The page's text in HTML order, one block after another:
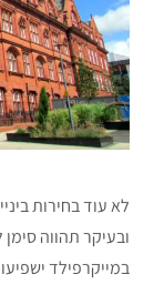
לא עוד בחירות
ובעיקר תהווה
במייקרפילד